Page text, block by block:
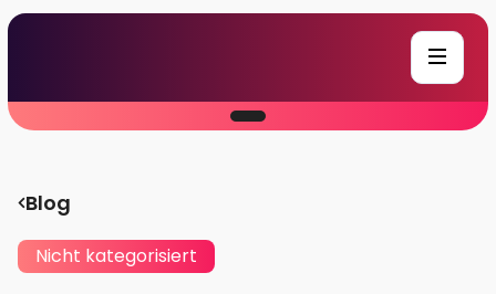
Blog
Nicht kategorisiert